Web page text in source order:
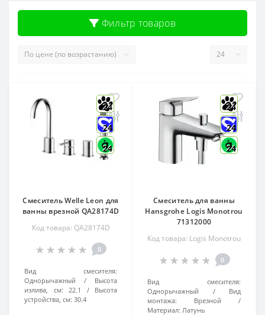
Фильтр товаров
24
24
24
Смеситель Welle Leon для
ванны врезной QA28174D
Код товара: QA28174D
0
Вид смесителя:
Однорычажный
Высота
излива, см:
22.1
Высота
устройства, см: 30.4
24
24
24
Смеситель для ванны
Hansgrohe Logis Monotrou
71312000
Код товара: Logis Monotrou
0
Вид смесителя:
Однорычажный
Вид
монтажа:
Врезной
Материал: Латунь